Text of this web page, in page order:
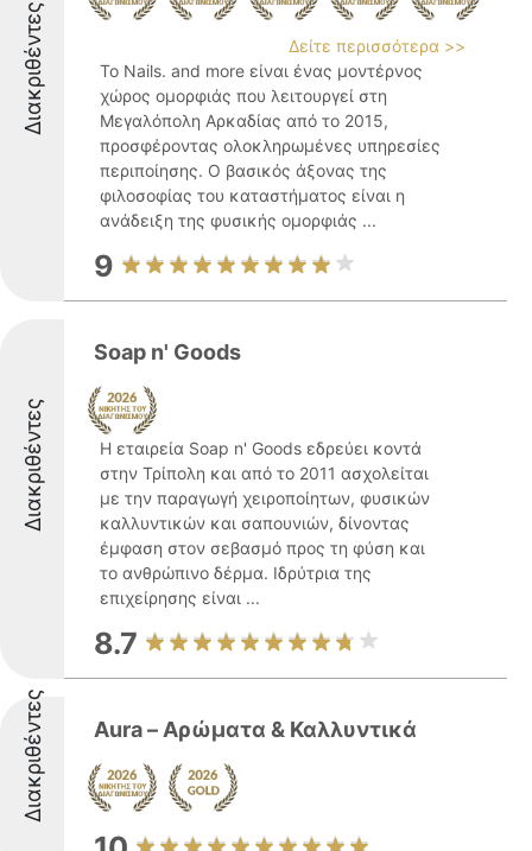
Διακριθέντες
Δείτε περισσότερα >>
Το Nails. and more είναι ένας μοντέρνος
χώρος ομορφιάς που λειτουργεί στη
Μεγαλόπολη Αρκαδίας από το 2015,
προσφέροντας ολοκληρωμένες υπηρεσίες
περιποίησης. Ο βασικός άξονας της
φιλοσοφίας του καταστήματος είναι η
ανάδειξη της φυσικής ομορφιάς ...
9
Διακριθέντες
Soap n' Goods
Η εταιρεία Soap n' Goods εδρεύει κοντά
στην Τρίπολη και από το 2011 ασχολείται
με την παραγωγή χειροποίητων, φυσικών
καλλυντικών και σαπουνιών, δίνοντας
έμφαση στον σεβασμό προς τη φύση και
το ανθρώπινο δέρμα. Ιδρύτρια της
επιχείρησης είναι ...
8.7
Διακριθέντες Aura – Αρώματα & Καλλυντικά